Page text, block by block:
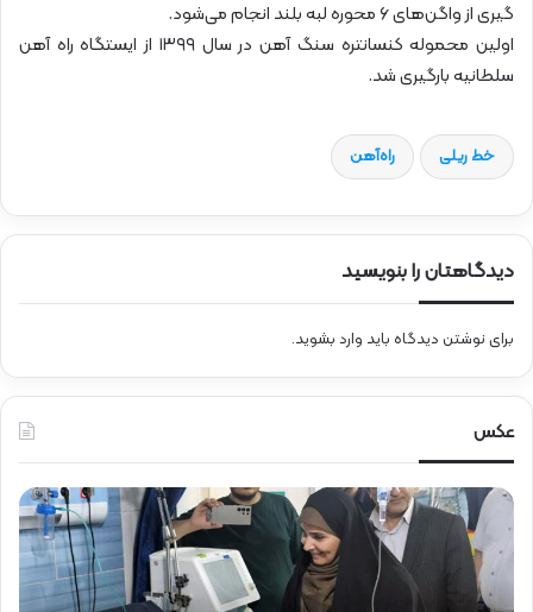
گیری از واگن‌های ۶ محوره لبه بلند انجام می‌شود.
اولین محموله کنسانتره سنگ آهن در سال ۱۳۹۹ از ایستگاه راه آهن
سلطانیه بارگیری شد.
خط ریلی راه‌آهن
دیدگاهتان را بنویسید
برای نوشتن دیدگاه باید وارد بشوید.
عکس
ح
ض
و
د